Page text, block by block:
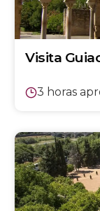
Visita
3 horas